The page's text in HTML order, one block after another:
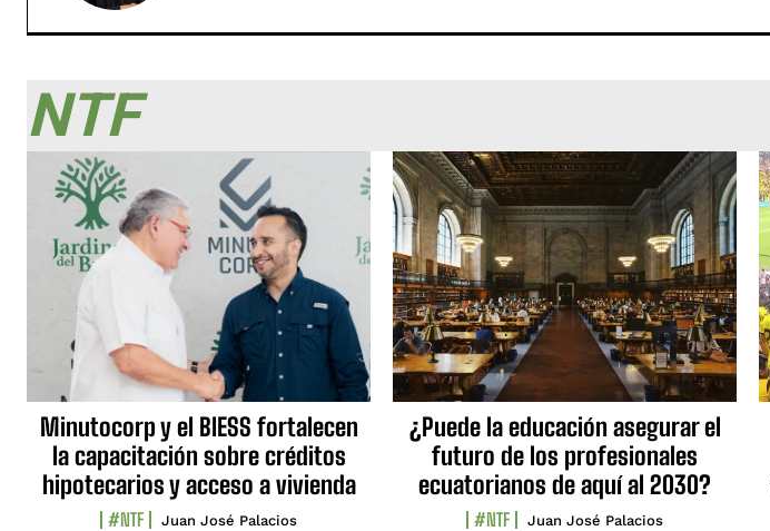
NTF
Minutocorp y el BIESS fortalecen
la capacitación sobre créditos
hipotecarios y acceso a vivienda
#NTF Juan José Palacios
¿Puede la educación asegurar el
futuro de los profesionales
ecuatorianos de aquí al 2030?
#NTF Juan José Palacios